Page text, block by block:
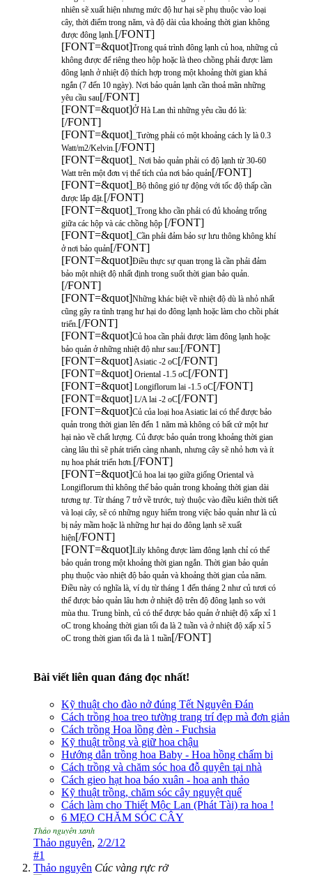
nhiên sẽ xuất hiện nhưng mức độ hư hại sẽ phụ thuộc vào loại
cây, thời điểm trong năm, và độ dài của khoảng thời gian không
được đông lạnh.[/FONT]
[FONT=&quot]Trong quá trình đông lạnh củ hoa, những củ
không được để riêng theo hộp hoặc là theo chồng phải được làm
đông lạnh ở nhiệt độ thích hợp trong một khoảng thời gian khá
ngắn (7 đến 10 ngày). Nơi bảo quản lạnh cần thoả mãn những
yêu cầu sau[/FONT]
[FONT=&quot]Ở Hà Lan thì những yêu cầu đó là:
[/FONT]
[FONT=&quot] _Tường phải có một khoảng cách ly là 0.3
Watt/m2/Kelvin.[/FONT]
[FONT=&quot] _ Nơi bảo quản phải có độ lạnh từ 30-60
Watt trên một đơn vị thể tích của nơi bảo quản[/FONT]
[FONT=&quot] _Bộ thông gió tự động với tốc độ thấp cần
được lắp đặt.[/FONT]
[FONT=&quot] _Trong kho cần phải có đủ khoảng trống
giữa các hộp và các chồng hộp [/FONT]
[FONT=&quot] _Cần phải đảm bảo sự lưu thông không khí
ở nơi bảo quản[/FONT]
[FONT=&quot]Điều thực sự quan trọng là cần phải đảm
bảo một nhiệt độ nhất định trong suốt thời gian bảo quản.
[/FONT]
[FONT=&quot]Những khác biệt về nhiệt độ dù là nhỏ nhất
cũng gây ra tình trạng hư hại do đông lạnh hoặc làm cho chồi phát
triển.[/FONT]
[FONT=&quot]Củ hoa cần phải được làm đông lạnh hoặc
bảo quản ở những nhiệt độ như sau:[/FONT]
[FONT=&quot]Asiatic -2 oC[/FONT]
[FONT=&quot] Oriental -1.5 oC[/FONT]
[FONT=&quot] Longiflorum lai -1.5 oC[/FONT]
[FONT=&quot] L/A lai -2 oC[/FONT]
[FONT=&quot]Củ của loại hoa Asiatic lai có thể được bảo
quản trong thời gian lên đến 1 năm mà không có bất cứ một hư
hại nào về chất lượng. Củ được bảo quản trong khoảng thời gian
càng lâu thì sẽ phát triển càng nhanh, nhưng cây sẽ nhỏ hơn và ít
nụ hoa phát triển hơn.[/FONT]
[FONT=&quot]Củ hoa lai tạo giữa giống Oriental và
Longiflorum thì không thể bảo quản trong khoảng thời gian dài
tương tự. Từ tháng 7 trở về trước, tuỳ thuộc vào điều kiên thời tiết
và loại cây, sẽ có những nguy hiểm trong việc bảo quản như là củ
bị nảy mầm hoặc là những hư hại do đông lạnh sẽ xuất
hiện[/FONT]
[FONT=&quot]Lily không được làm đông lạnh chỉ có thể
bảo quản trong một khoảng thời gian ngắn. Thời gian bảo quản
phụ thuộc vào nhiệt độ bảo quản và khoảng thời gian của năm.
Điều này có nghĩa là, ví dụ từ tháng 1 đến tháng 2 như củ tươi có
thể được bảo quản lâu hơn ở nhiệt độ trên độ đông lạnh so với
mùa thu. Trung bình, củ có thể được bảo quản ở nhiệt độ xấp xỉ 1
oC trong khoảng thời gian tối đa là 2 tuần và ở nhiệt độ xấp xỉ 5
oC trong thời gian tối đa là 1 tuần[/FONT]
Bài viết liên quan đáng đọc nhất!
Kỹ thuật cho đào nở đúng Tết Nguyên Đán
Cách trồng hoa treo tường trang trí đẹp mà đơn giản
Cách trồng Hoa lồng đèn - Fuchsia
Kỹ thuật trồng và giữ hoa chậu
Hướng dẫn trồng hoa Baby - Hoa hồng chấm bi
Cách trồng và chăm sóc hoa đỗ quyên tại nhà
Cách gieo hạt hoa báo xuân - hoa anh thảo
Kỹ thuật trồng, chăm sóc cây nguyệt quế
Cách làm cho Thiết Mộc Lan (Phát Tài) ra hoa !
6 MẸO CHĂM SÓC CÂY
Thảo nguyên xanh
Thảo nguyên, 2/2/12
#1
Thảo nguyên Cúc vàng rực rở